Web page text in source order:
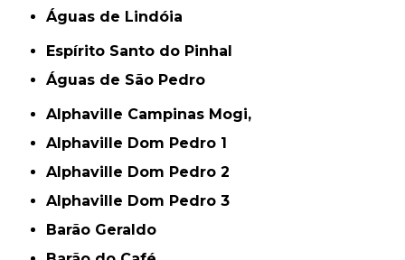
Águas de Lindóia
Espírito Santo do Pinhal
Águas de São Pedro
Alphaville Campinas Mogi,
Alphaville Dom Pedro 1
Alphaville Dom Pedro 2
Alphaville Dom Pedro 3
Barão Geraldo